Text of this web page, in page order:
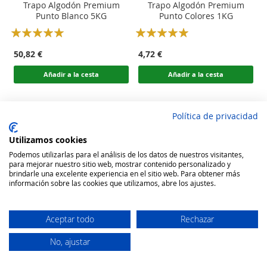
Trapo Algodón Premium
Punto Blanco 5KG
Rating:
50,82 €
Añadir a la cesta
Trapo Algodón Premium
Punto Colores 1KG
Rating:
4,72 €
Añadir a la cesta
Política de privacidad
Utilizamos cookies
Podemos utilizarlas para el análisis de los datos de nuestros visitantes,
para mejorar nuestro sitio web, mostrar contenido personalizado y
brindarle una excelente experiencia en el sitio web. Para obtener más
información sobre las cookies que utilizamos, abre los ajustes.
Aceptar todo Rechazar
No, ajustar